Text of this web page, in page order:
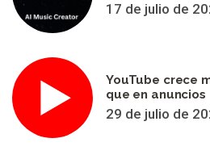
17 de julio de
YouTube crece
que en anuncios
29 de julio de